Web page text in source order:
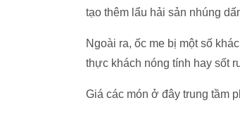
tạo thêm lẩu hải sản nhúng
Ngoài ra, ốc me bị một số
thực khách nóng tính hay sốt
Giá các món ở đây trung tầm